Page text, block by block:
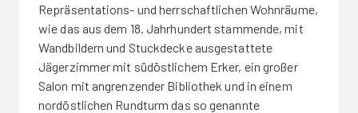
Repräsentations- und herrschaftlichen Wohnräume,
wie das aus dem 18. Jahrhundert stammende, mit
Wandbildern und Stuckdecke ausgestattete
Jägerzimmer mit südöstlichem Erker, ein großer
Salon mit angrenzender Bibliothek und in einem
nordöstlichen Rundturm das so genannte